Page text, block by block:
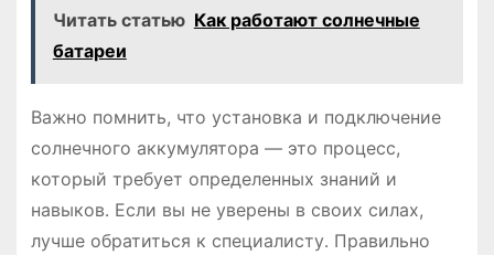
Читать статью Как работают солнечные
батареи
Важно помнить, что установка и подключение
солнечного аккумулятора — это процесс,
который требует определенных знаний и
навыков․ Если вы не уверены в своих силах,
лучше обратиться к специалисту․ Правильно